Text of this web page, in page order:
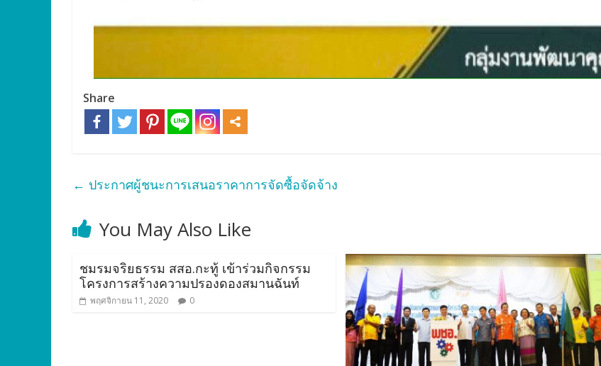
Share
← ประกาศผู้ชนะการเสนอราคาการจัดซื้อจัดจ้าง
You May Also Like
ชมรมจริยธรรม สสอ.กะทู้ เข้าร่วมกิจกรรม
โครงการสร้างความปรองดองสมานฉันท์
พฤศจิกายน 11, 2020 0